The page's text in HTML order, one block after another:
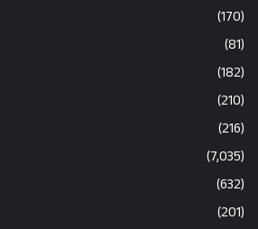
(170)
(81)
(182)
(210)
(216)
(7,035)
(632)
(201)